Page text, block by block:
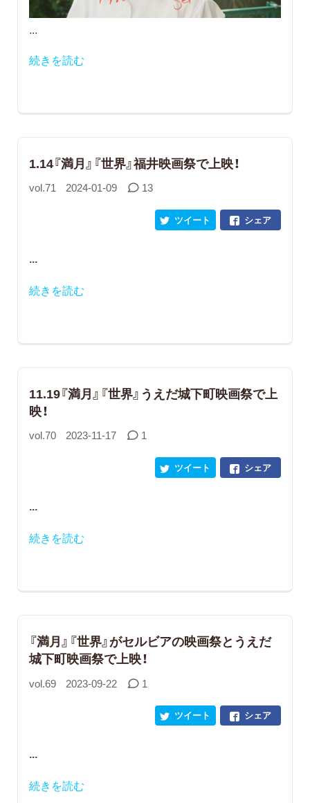
...
続きを読む
1.14『満月』『世界』福井映画祭で上映！
vol.71 2024-01-09 13
シェア
ツイート
...
続きを読む
11.19『満月』『世界』うえだ城下町映画祭で上
映！
vol.70 2023-11-17 1
シェア
ツイート
...
続きを読む
『満月』『世界』がセルビアの映画祭とうえだ
城下町映画祭で上映！
vol.69 2023-09-22 1
シェア
ツイート
...
続きを読む